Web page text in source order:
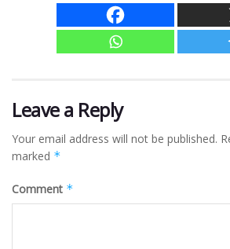
Leave a Reply
Your email address will not be published.
marked *
Comment *